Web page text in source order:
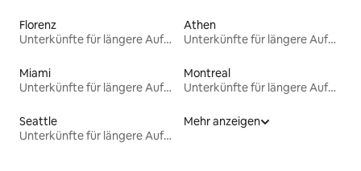
Florenz
Unterkünfte für längere Aufenthalte
Athen
Unterkünfte für längere Aufenthalte
Miami
Unterkünfte für längere Aufenthalte
Montreal
Unterkünfte für längere Aufenthalte
Seattle
Unterkünfte für längere Aufenthalte
Mehr anzeigen